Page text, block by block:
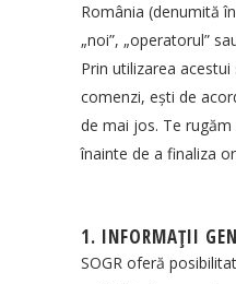
România (denumită
„noi”, „operatorul”
Prin utilizarea
comenzi, ești de
de mai jos. Te
înainte de a finaliza
1. INFORMAȚII
SOGR oferă